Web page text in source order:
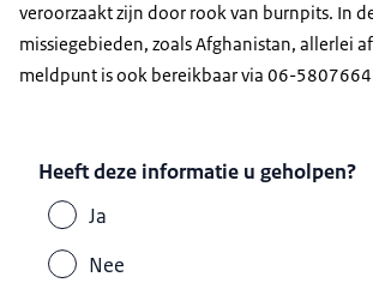
veroorzaakt zijn door rook van burnpits. In
missiegebieden, zoals Afghanistan, allerlei
meldpunt is ook bereikbaar via 06-
Heeft deze informatie u geholpen?
Ja
Nee